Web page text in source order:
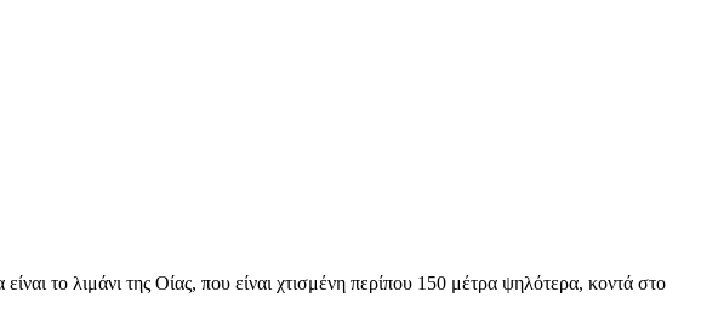
το λιμάνι της Οίας, που είναι χτισμένη περίπου 150 μέτρα ψηλότερα, κοντά στο